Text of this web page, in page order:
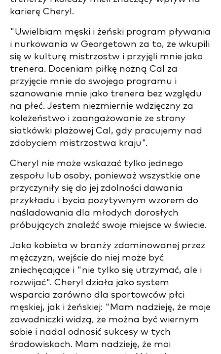
karierę Cheryl.
"Uwielbiam męski i żeński program pływania
i nurkowania w Georgetown za to, że wkupili
się w kulturę mistrzostw i przyjęli mnie jako
trenera. Doceniam piłkę nożną Cal za
przyjęcie mnie do swojego programu i
szanowanie mnie jako trenera bez względu
na płeć. Jestem niezmiernie wdzięczny za
koleżeństwo i zaangażowanie ze strony
siatkówki plażowej Cal, gdy pracujemy nad
zdobyciem mistrzostwa kraju".
Cheryl nie może wskazać tylko jednego
zespołu lub osoby, ponieważ wszystkie one
przyczyniły się do jej zdolności dawania
przykładu i bycia pozytywnym wzorem do
naśladowania dla młodych dorosłych
próbujących znaleźć swoje miejsce w świecie.
Jako kobieta w branży zdominowanej przez
mężczyzn, wejście do niej może być
zniechęcające i "nie tylko się utrzymać, ale i
rozwijać". Cheryl działa jako system
wsparcia zarówno dla sportowców płci
męskiej, jak i żeńskiej: "Mam nadzieję, że moje
zawodniczki widzą, że można być wiernym
sobie i nadal odnosić sukcesy w tych
środowiskach. Mam nadzieję, że moi